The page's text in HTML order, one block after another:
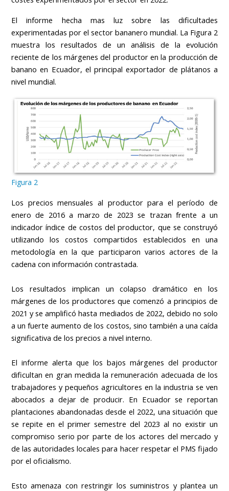
El informe hecha mas luz sobre las dificultades
experimentadas por el sector bananero mundial. La Figura 2
muestra los resultados de un análisis de la evolución
reciente de los márgenes del productor en la producción de
banano en Ecuador, el principal exportador de plátanos a
nivel mundial.
Figura 2
Los precios mensuales al productor para el período de
enero de 2016 a marzo de 2023 se trazan frente a un
indicador índice de costos del productor, que se construyó
utilizando los costos compartidos establecidos en una
metodología en la que participaron varios actores de la
cadena con información contrastada.
Los resultados implican un colapso dramático en los
márgenes de los productores que comenzó a principios de
2021 y se amplificó hasta mediados de 2022, debido no solo
a un fuerte aumento de los costos, sino también a una caída
significativa de los precios a nivel interno.
El informe alerta que los bajos márgenes del productor
dificultan en gran medida la remuneración adecuada de los
trabajadores y pequeños agricultores en la industria se ven
abocados a dejar de producir. En Ecuador se reportan
plantaciones abandonadas desde el 2022, una situación que
se repite en el primer semestre del 2023 al no existir un
compromiso serio por parte de los actores del mercado y
de las autoridades locales para hacer respetar el PMS fijado
por el oficialismo.
Esto amenaza con restringir los suministros y plantea un